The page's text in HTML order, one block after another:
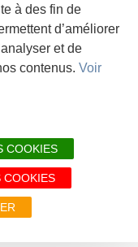
à des fin de
d’améliorer
et de
contenus. Voir
COOKIES
COOKIES